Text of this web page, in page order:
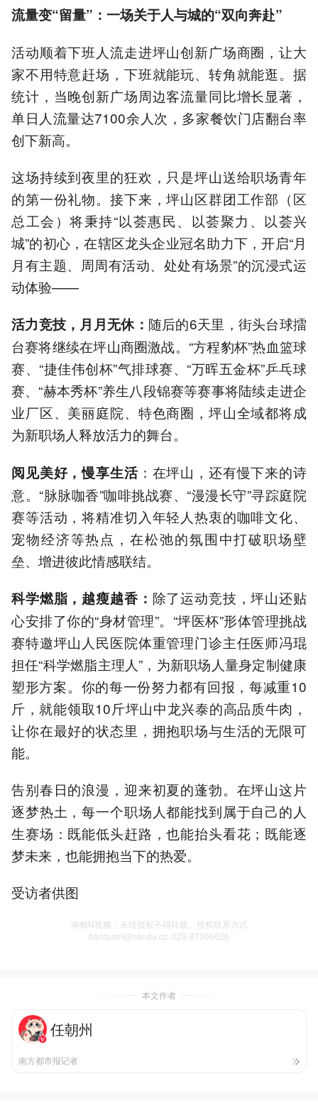
流量变“留量”：一场关于人与城的“双向奔赴”
活动顺着下班人流走进坪山创新广场商圈，让大
家不用特意赶场，下班就能玩、转角就能逛。据
统计，当晚创新广场周边客流量同比增长显著，
单日人流量达7100余人次，多家餐饮门店翻台率
创下新高。
这场持续到夜里的狂欢，只是坪山送给职场青年
的第一份礼物。接下来，坪山区群团工作部（区
总工会）将秉持“以荟惠民、以荟聚力、以荟兴
城”的初心，在辖区龙头企业冠名助力下，开启“月
月有主题、周周有活动、处处有场景”的沉浸式运
动体验——
活力竞技，月月无休： 随后的6天里，街头台球擂
台赛将继续在坪山商圈激战。“方程豹杯”热血篮球
赛、“捷佳伟创杯”气排球赛、“万晖五金杯”乒乓球
赛、“赫本秀杯”养生八段锦赛等赛事将陆续走进企
业厂区、美丽庭院、特色商圈，坪山全域都将成
为新职场人释放活力的舞台。
阅见美好，慢享生活：在坪山，还有慢下来的诗
意。“脉脉咖香”咖啡挑战赛、“漫漫长守”寻踪庭院
赛等活动，将精准切入年轻人热衷的咖啡文化、
宠物经济等热点，在松弛的氛围中打破职场壁
垒、增进彼此情感联结。
科学燃脂，越瘦越香： 除了运动竞技，坪山还贴
心安排了你的“身材管理”。“坪医杯”形体管理挑战
赛特邀坪山人民医院体重管理门诊主任医师冯琨
担任“科学燃脂主理人”，为新职场人量身定制健康
塑形方案。你的每一份努力都有回报，每减重10
斤，就能领取10斤坪山中龙兴泰的高品质牛肉，
让你在最好的状态里，拥抱职场与生活的无限可
能。
告别春日的浪漫，迎来初夏的蓬勃。在坪山这片
逐梦热土，每一个职场人都能找到属于自己的人
生赛场：既能低头赶路，也能抬头看花；既能逐
梦未来，也能拥抱当下的热爱。
受访者供图
南都N视频，未经授权不得转载、授权联系方式
banquan@nandu.cc. 020-87006626
本文作者
任朝州
南方都市报记者